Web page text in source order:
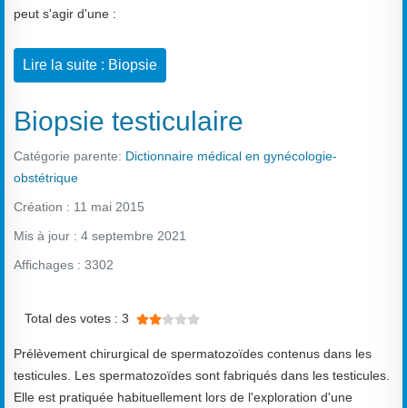
peut s'agir d'une :
Lire la suite : Biopsie
Biopsie testiculaire
Catégorie parente: Dictionnaire médical en gynécologie-
obstétrique
Création : 11 mai 2015
Mis à jour : 4 septembre 2021
Affichages : 3302
Total des votes : 3
Prélèvement chirurgical de spermatozoïdes contenus dans les
testicules. Les spermatozoïdes sont fabriqués dans les testicules.
Elle est pratiquée habituellement lors de l'exploration d'une